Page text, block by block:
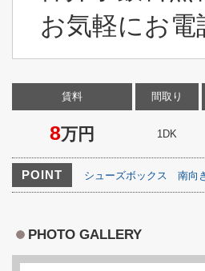
お気軽にお
賃料
8万円
間取り
1DK
POINT シューズボックス 南向
PHOTO GALLERY